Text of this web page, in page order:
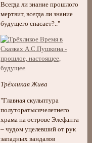
Всегда ли знание прошлого
мертвит, всегда ли знание
будущего спасает?.."
Трёхликая Жива
"Главная скульптура
полуторатысячелетнего
храма на острове Элефанта
– чудом уцелевший от рук
западных вандалов